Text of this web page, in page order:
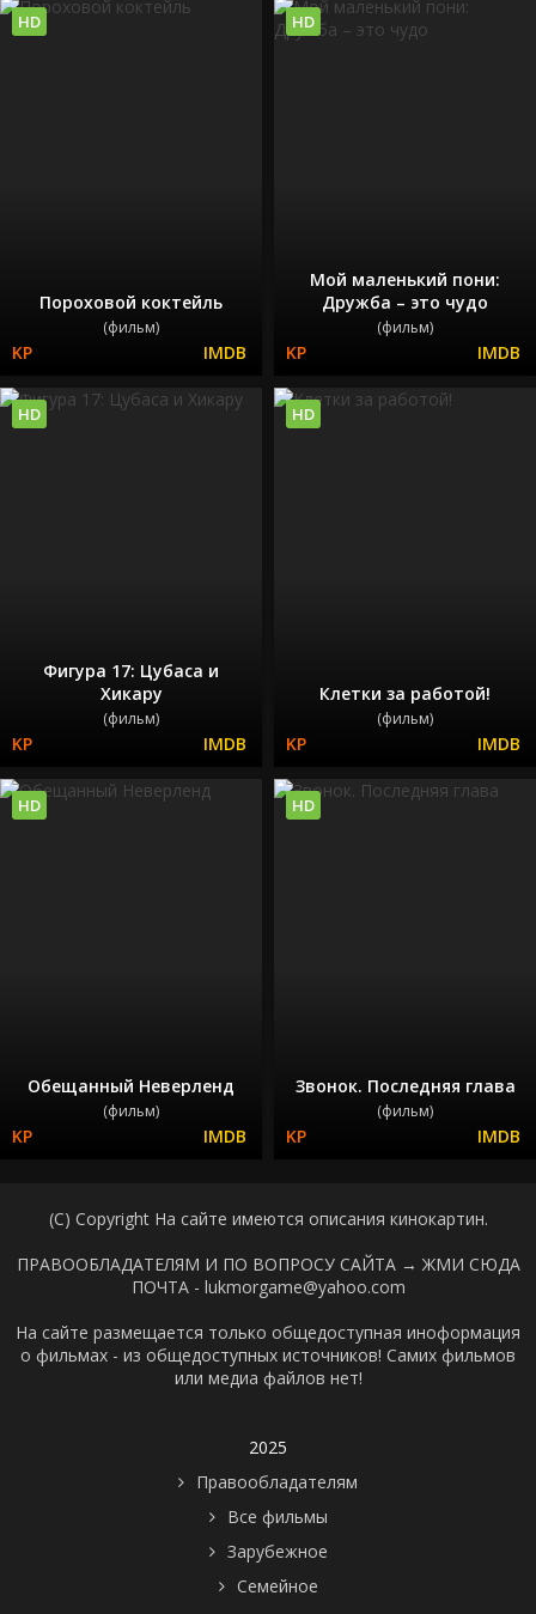
Пороховой коктейль
(фильм)
HD
Мой маленький пони:
Дружба – это чудо
(фильм)
HD
Фигура 17: Цубаса и
Хикару
(фильм)
HD
Клетки за работой!
(фильм)
HD
Обещанный Неверленд
(фильм)
HD
Звонок. Последняя глава
(фильм)
HD
(C) Copyright На сайте имеются описания кинокартин.
ПРАВООБЛАДАТЕЛЯМ И ПО ВОПРОСУ САЙТА → ЖМИ СЮДА
ПОЧТА - lukmorgame@yahoo.com
На сайте размещается только общедоступная иноформация
о фильмах - из общедоступных источников! Самих фильмов
или медиа файлов нет!
2025
Правообладателям
Все фильмы
Зарубежное
Семейное